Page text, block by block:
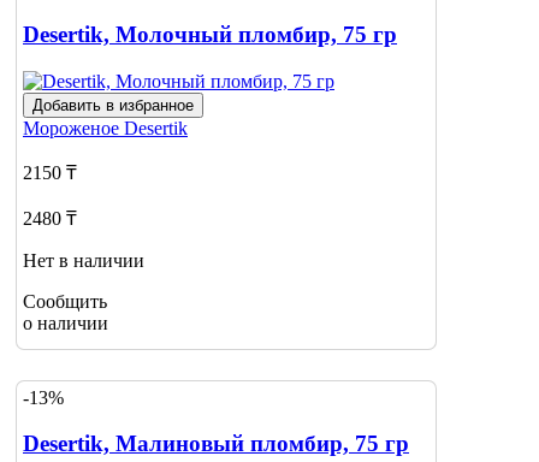
Desertik, Молочный пломбир, 75 гр
Добавить в избранное
Мороженое Desertik
2150 ₸
2480 ₸
Нет в наличии
Сообщить
о наличии
-13%
Desertik, Малиновый пломбир, 75 гр